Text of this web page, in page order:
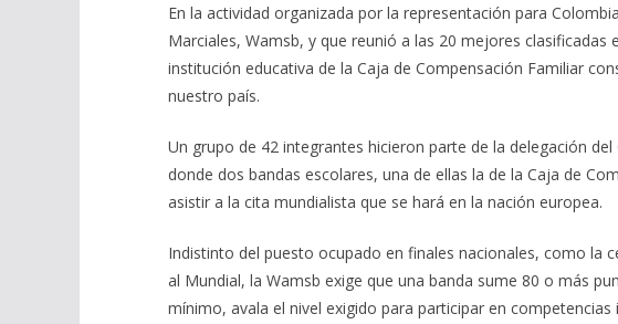
En la actividad organizada por la representación para
Marciales, Wamsb, y que reunió a las 20 mejores clasificadas
institución educativa de la Caja de Compensación Familiar
nuestro país.
Un grupo de 42 integrantes hicieron parte de la delegación
donde dos bandas escolares, una de ellas la de la Caja de
asistir a la cita mundialista que se hará en la nación europea.
Indistinto del puesto ocupado en finales nacionales, como la
al Mundial, la Wamsb exige que una banda sume 80 o más
mínimo, avala el nivel exigido para participar en competencias